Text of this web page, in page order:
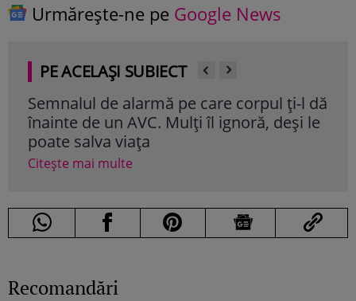
Urmărește-ne pe Google News
PE ACELAȘI SUBIECT
Semnalul de alarmă pe care corpul ți-l dă
înainte de un AVC. Mulți îl ignoră, deși le
poate salva viața
Citește mai multe
Recomandări